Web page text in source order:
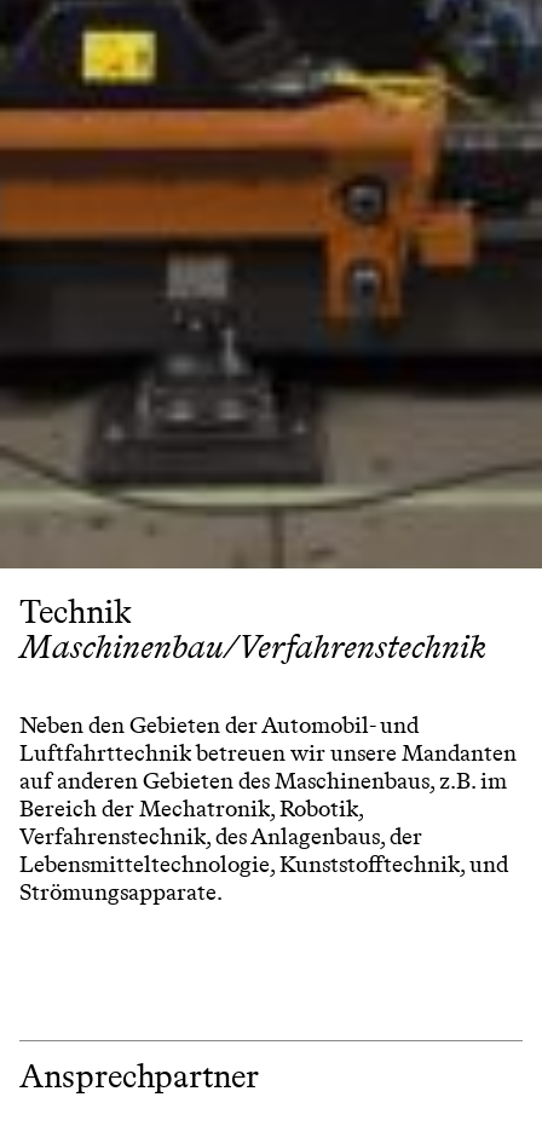
Technik
Maschinenbau/Verfahrenstechnik
Neben den Gebieten der Automobil- und
Luftfahrttechnik betreuen wir unsere Mandanten
auf anderen Gebieten des Maschinenbaus, z.B. im
Bereich der Mechatronik, Robotik,
Verfahrenstechnik, des Anlagenbaus, der
Lebensmitteltechnologie, Kunststofftechnik, und
Strömungsapparate.
Ansprechpartner